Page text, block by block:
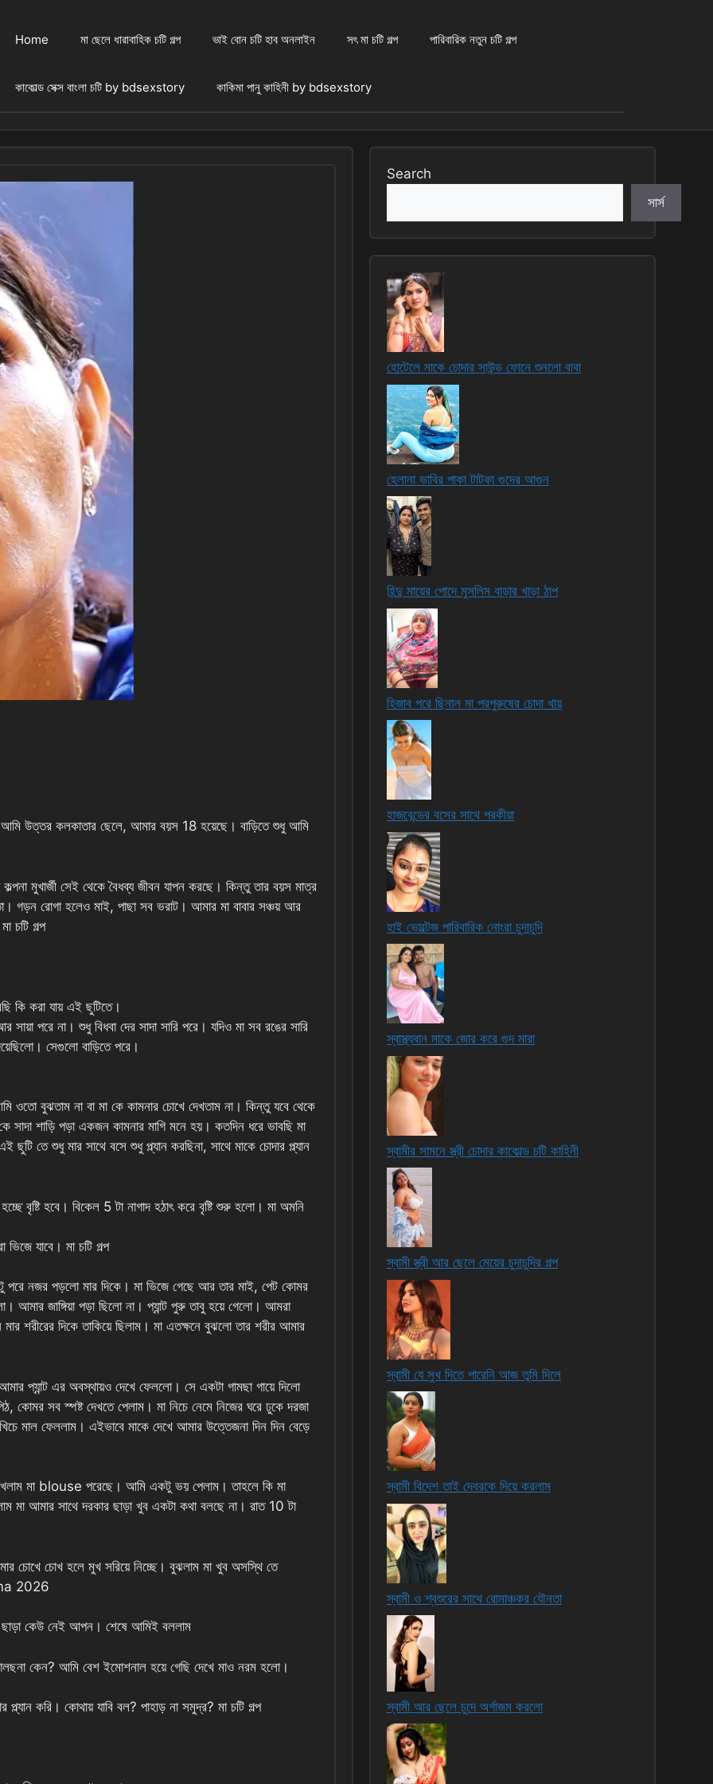
Home মা ছেলে ধারাবাহিক চটি গল্প ভাই বোন চটি হাব অনলাইন সৎ মা চটি গল্প পারিবারিক নতুন চটি গল্প
কাকোল্ড সেক্স বাংলা চটি by bdsexstory কাকিমা পানু কাহিনী by bdsexstory
উত্তর কলকাতার ছেলে, আমার বয়স 18 হয়েছে। বাড়িতে শুধু আমি
মুখার্জী সেই থেকে বৈধব্য জীবন যাপন করছে। কিন্তু তার বয়স মাত্র
রোগা হলেও মাই, পাছা সব ভরাট। আমার মা বাবার সঞ্চয় আর
চটি গল্প
কি করা যায় এই ছুটিতে।
পরে না। শুধু বিধবা দের সাদা সারি পরে। যদিও মা সব রঙের সারি
সেগুলো বাড়িতে পরে।
বুঝতাম না বা মা কে কামনার চোখে দেখতাম না। কিন্তু যবে থেকে
সাদা শাড়ি পড়া একজন কামনার মাগি মনে হয়। কতদিন ধরে ভাবছি মা
তে শুধু মার সাথে বসে শুধু প্ল্যান করছিনা, সাথে মাকে চোদার প্ল্যান
বৃষ্টি হবে। বিকেল 5 টা নাগাদ হঠাৎ করে বৃষ্টি শুরু হলো। মা অমনি
যাবে। মা চটি গল্প
নজর পড়লো মার দিকে। মা ভিজে গেছে আর তার মাই, পেট কোমর
জাঙ্গিয়া পড়া ছিলো না। প্যান্ট পুরু তাবু হয়ে গেলো। আমরা
শরীরের দিকে তাকিয়ে ছিলাম। মা এতক্ষনে বুঝলো তার শরীর আমার
প্যান্ট এর অবস্থায়ও দেখে ফেললো। সে একটা গামছা গায়ে দিলো
কোমর সব স্পষ্ট দেখতে পেলাম। মা নিচে নেমে নিজের ঘরে ঢুকে দরজা
মাল ফেললাম। এইভাবে মাকে দেখে আমার উত্তেজনা দিন দিন বেড়ে
মা blouse পরেছে। আমি একটু ভয় পেলাম। তাহলে কি মা
মা আমার সাথে দরকার ছাড়া খুব একটা কথা বলছে না। রাত 10 টা
চোখে চোখ হলে মুখ সরিয়ে নিচ্ছে। বুঝলাম মা খুব অসস্থি তে
2026
ছাড়া কেউ নেই আপন। শেষে আমিই বললাম
কেন? আমি বেশ ইমোশনাল হয়ে গেছি দেখে মাও নরম হলো।
করি। কোথায় যাবি বল? পাহাড় না সমুদ্র? মা চটি গল্প
Search
সার্স
হোটেলে মাকে চোদার সাউন্ড ফোনে শুনলো বাবা
হেলানা ভাবির পাকা টাটকা গুদের আগুন
হিন্দু মায়ের পোদে মুসলিম বাড়ার খাড়া ঠাপ
হিজাব পরে ছিনাল মা পরপুরুষের চোদা খায়
হাজবেন্ডের বসের সাথে পরকীয়া
হাই ভোল্টেজ পারিবারিক নোংরা চুদাচুদি
স্বাস্থ্যবান মাকে জোর করে গুদ মারা
স্বামীর সামনে স্ত্রী চোদার কাকোল্ড চটি কাহিনী
স্বামী স্ত্রী আর ছেলে মেয়ের চুদাচুদির গল্প
স্বামী যে সুখ দিতে পারেনি আজ তুমি দিলে
স্বামী বিদেশ তাই দেবরকে দিয়ে করলাম
স্বামী ও শ্বশুরের সাথে রোমাঞ্চকর যৌনতা
স্বামী আর ছেলে চুদে অর্গাজম করলো